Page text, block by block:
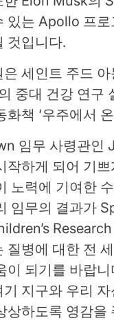
있는 Apollo 프
것입니다.
세인트 주드
중대 건강 연구
화책 ‘우주에서
임무 사령관인
작하게 되어 기
노력에 기여한
임무의 결과가
질병에 대한 전
이 되기를 바랍
기 지구와 우리
상하도록 영감을